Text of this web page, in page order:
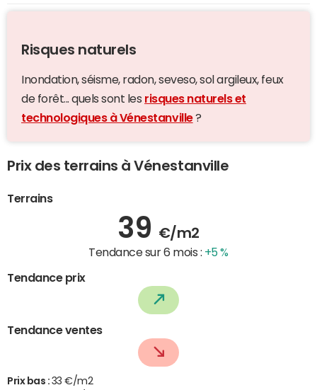
Risques naturels
Inondation, séisme, radon, seveso, sol argileux, feux
de forêt... quels sont les risques naturels et
technologiques à Vénestanville?
Prix des terrains à Vénestanville
Terrains
39 €/m2
Tendance sur 6 mois : +5 %
Tendance prix
Tendance ventes
Prix bas : 33 €/m2